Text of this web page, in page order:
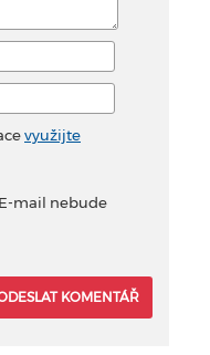
využijte
mail nebude